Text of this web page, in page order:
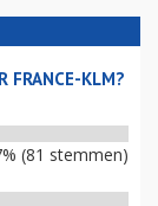
FRANCE-KLM?
(81 stemmen)